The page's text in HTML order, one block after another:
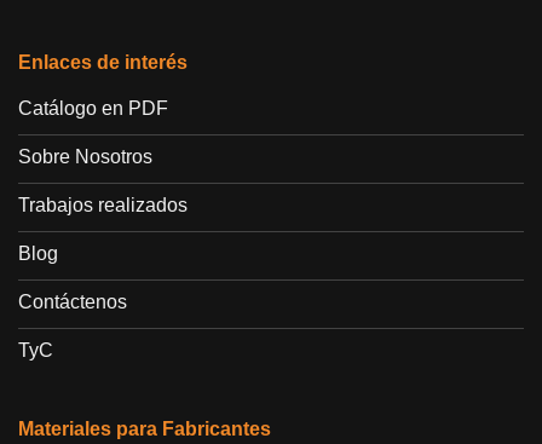
Enlaces de interés
Catálogo en PDF
Sobre Nosotros
Trabajos realizados
Blog
Contáctenos
TyC
Materiales para Fabricantes